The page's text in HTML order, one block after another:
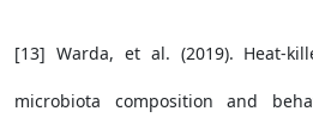
[13] Warda, et al. (2019). Heat-
microbiota composition and